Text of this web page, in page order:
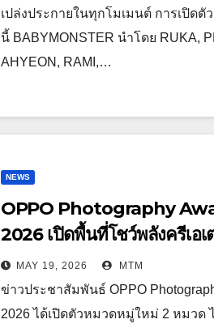
เปล่งประกายในทุกโมเมนต์ การเปิดตั
นี้ BABYMONSTER นำโดย RUKA,
AHYEON, RAMI,…
NEWS
OPPO Photography
2026 เปิดพื้นที่โชว์พลังครีเอเ
ใหม่ รับเทรนด์วิดีโอคอนเทนต์
“Super Video” ครั้งแรก
MAY 19, 2026 MTM
ข่าวประชาสัมพันธ์ OPPO
2026 ได้เปิดตัวหมวดหมู่ใหม่ 2 หมวด